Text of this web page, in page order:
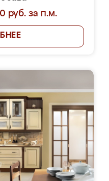
руб. за п.м.